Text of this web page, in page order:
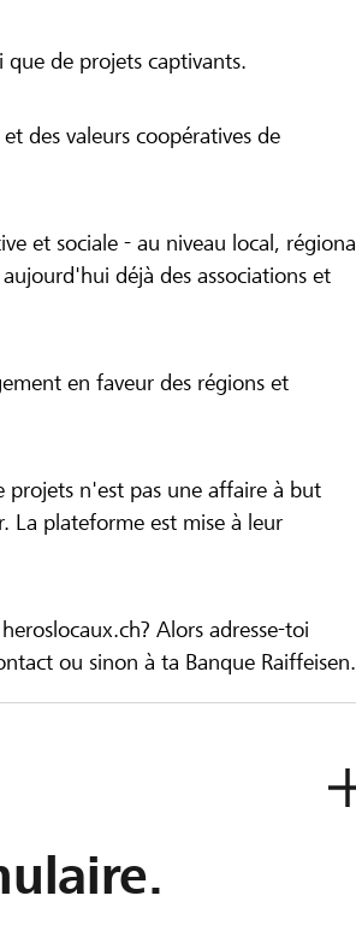
de projets captivants.
des valeurs coopératives de
et sociale - au niveau local, régional
déjà des associations et
en faveur des régions et
projets n'est pas une affaire à but
La plateforme est mise à leur
Alors adresse-toi
ou sinon à ta Banque Raiffeisen.